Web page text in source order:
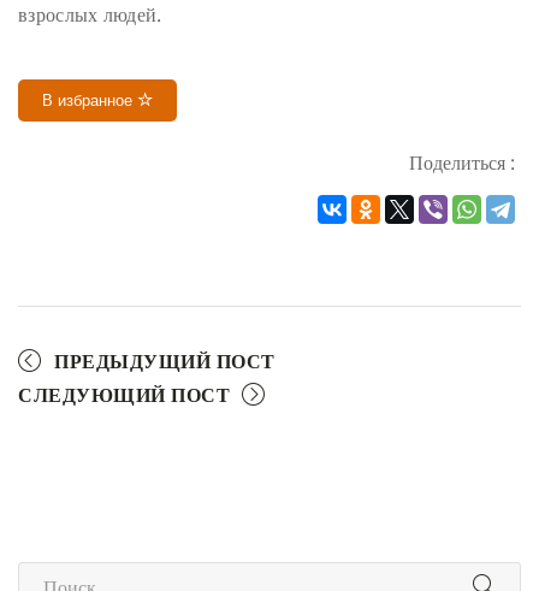
взрослых людей.
В избранное
Поделиться :
ПРЕДЫДУЩИЙ ПОСТ
СЛЕДУЮЩИЙ ПОСТ